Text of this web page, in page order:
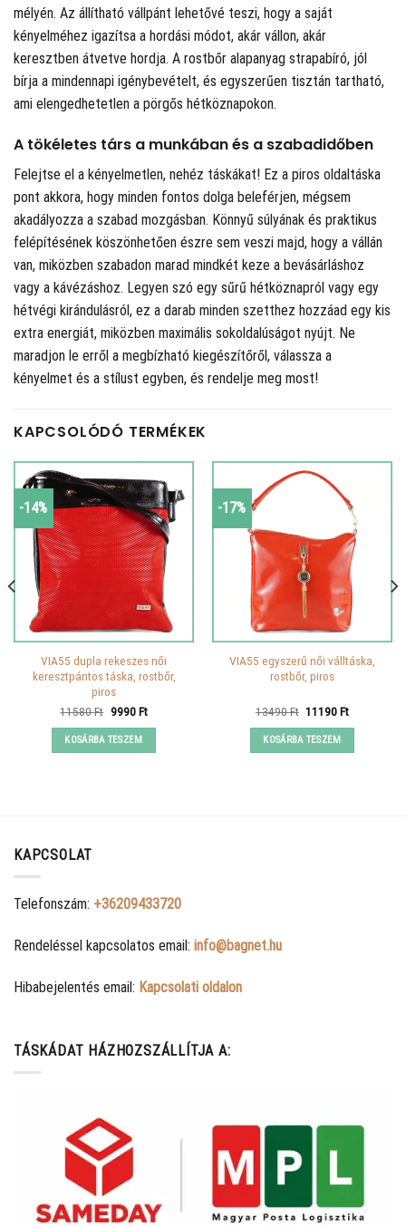
mélyén. Az állítható vállpánt lehetővé teszi, hogy a saját
kényelméhez igazítsa a hordási módot, akár vállon, akár
keresztben átvetve hordja. A rostbőr alapanyag strapabíró, jól
bírja a mindennapi igénybevételt, és egyszerűen tisztán tartható,
ami elengedhetetlen a pörgős hétköznapokon.
A tökéletes társ a munkában és a szabadidőben
Felejtse el a kényelmetlen, nehéz táskákat! Ez a piros oldaltáska
pont akkora, hogy minden fontos dolga beleférjen, mégsem
akadályozza a szabad mozgásban. Könnyű súlyának és praktikus
felépítésének köszönhetően észre sem veszi majd, hogy a vállán
van, miközben szabadon marad mindkét keze a bevásárláshoz
vagy a kávézáshoz. Legyen szó egy sűrű hétköznapról vagy egy
hétvégi kirándulásról, ez a darab minden szetthez hozzáad egy kis
extra energiát, miközben maximális sokoldalúságot nyújt. Ne
maradjon le erről a megbízható kiegészítőről, válassza a
kényelmet és a stílust egyben, és rendelje meg most!
KAPCSOLÓDÓ TERMÉKEK
-14%
VIA55 dupla rekeszes női
keresztpántos táska, rostbőr,
piros
11580Ft Original
was:
11580 Ft.
9990FtCurrent
KOSÁRBA TESZEM
-17%
VIA55 egyszerű női válltáska,
rostbőr, piros
13490Ft Original
was:
13490 Ft.
11190FtCurrent
KOSÁRBA TESZEM
KAPCSOLAT
Telefonszám: +36209433720
Rendeléssel kapcsolatos email: info@bagnet.hu
Hibabejelentés email: Kapcsolati oldalon
TÁSKÁDAT HÁZHOZSZÁLLÍTJA A: